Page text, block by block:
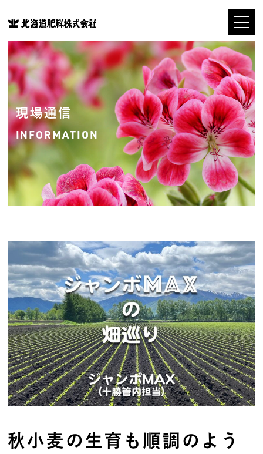
現場通信
INFORMATION
秋小麦の生育も順調のよう